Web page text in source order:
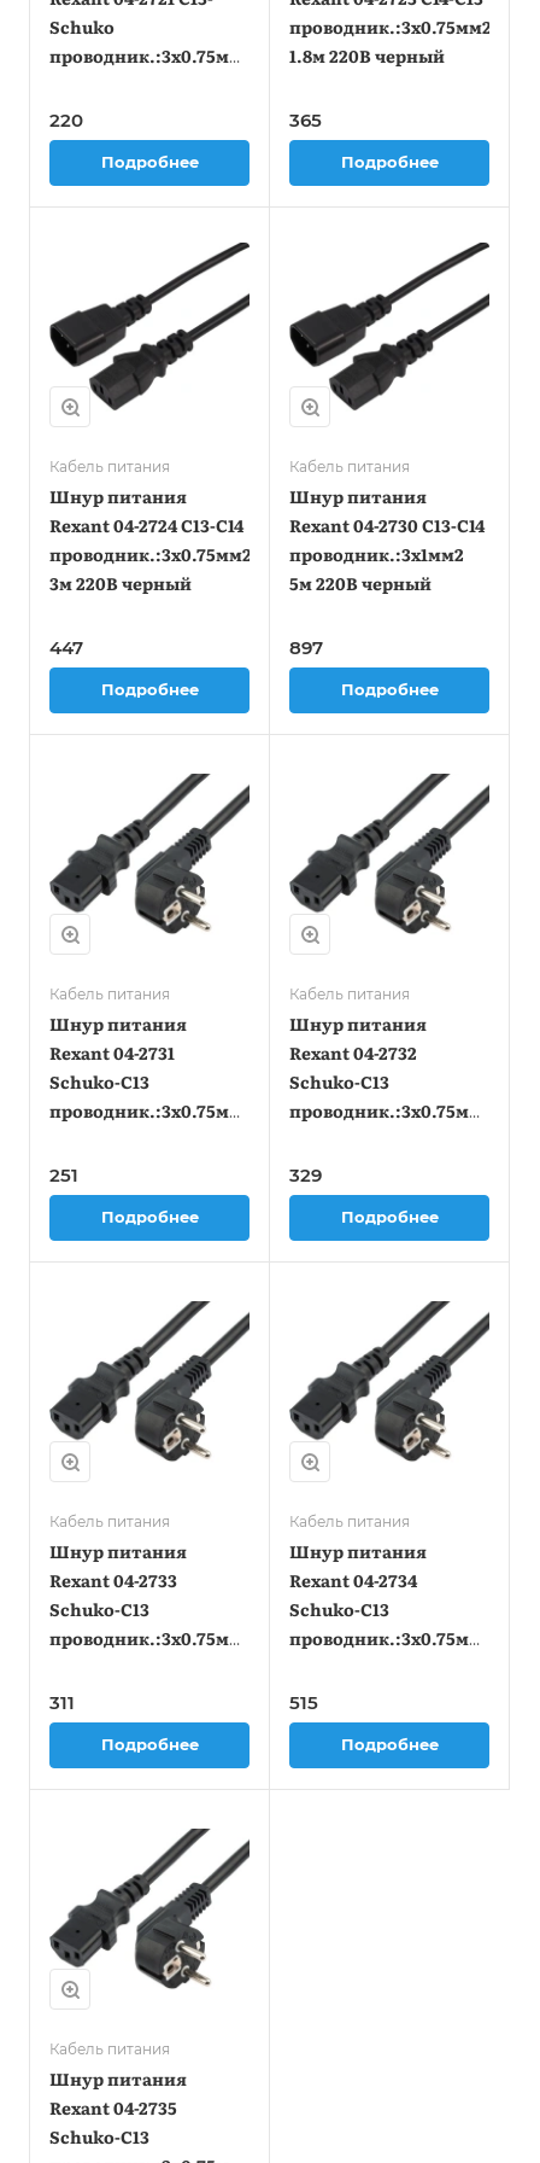
Schuko
проводник.:3x0.75мм2
220
Подробнее
проводник.:3x0.75мм2
1.8м 220В черный
365
Подробнее
Кабель питания
Шнур питания
Rexant 04-2724 C13-С14
проводник.:3x0.75мм2
3м 220В черный
447
Подробнее
Кабель питания
Шнур питания
Rexant 04-2730 C13-С14
проводник.:3x1мм2
5м 220В черный
897
Подробнее
Кабель питания
Шнур питания
Rexant 04-2731
Schuko-C13
проводник.:3x0.75мм2
251
Подробнее
Кабель питания
Шнур питания
Rexant 04-2732
Schuko-C13
проводник.:3x0.75мм2
329
Подробнее
Кабель питания
Шнур питания
Rexant 04-2733
Schuko-C13
проводник.:3x0.75мм2
311
Подробнее
Кабель питания
Шнур питания
Rexant 04-2734
Schuko-C13
проводник.:3x0.75мм2
515
Подробнее
Кабель питания
Шнур питания
Rexant 04-2735
Schuko-C13